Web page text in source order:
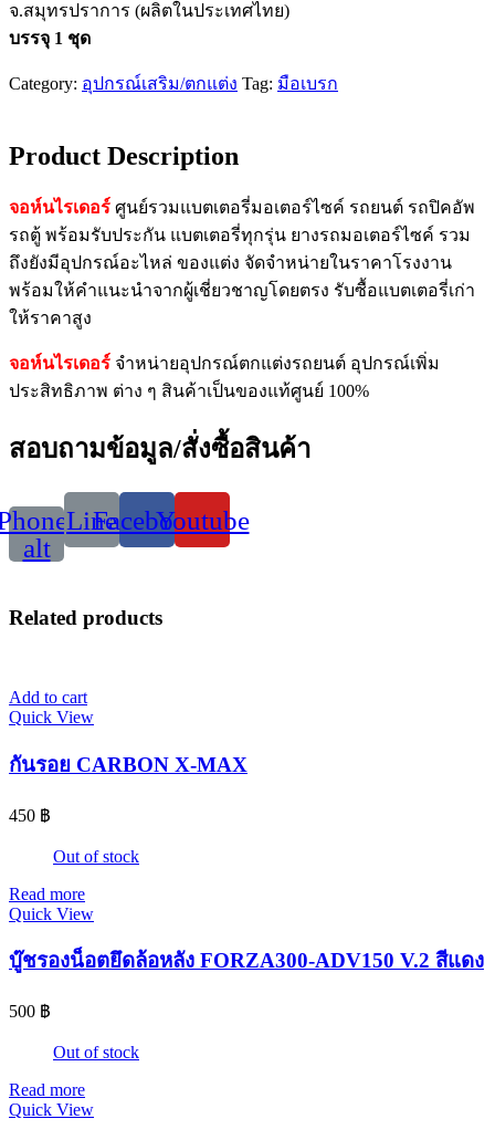
จ.สมุทรปราการ (ผลิตในประเทศไทย)
บรรจุ 1 ชุด
Category: อุปกรณ์เสริม/ตกแต่ง Tag: มือเบรก
Product Description
จอห์นไรเดอร์ ศูนย์รวมแบตเตอรี่มอเตอร์ไซค์ รถยนต์ รถปิคอัพ
รถตู้ พร้อมรับประกัน แบตเตอรี่ทุกรุ่น ยางรถมอเตอร์ไซค์ รวม
ถึงยังมีอุปกรณ์อะไหล่ ของแต่ง จัดจำหน่ายในราคาโรงงาน
พร้อมให้คำแนะนำจากผู้เชี่ยวชาญโดยตรง รับซื้อแบตเตอรี่เก่า
ให้ราคาสูง
จอห์นไรเดอร์ จำหน่ายอุปกรณ์ตกแต่งรถยนต์ อุปกรณ์เพิ่ม
ประสิทธิภาพ ต่าง ๆ สินค้าเป็นของแท้ศูนย์ 100%
สอบถามข้อมูล/สั่งซื้อสินค้า
alt
LineFacebookYoutube
Related products
Add to cart
Quick View
กันรอย CARBON X-MAX
450 ฿
Out of stock
Read more
Quick View
บู๊ชรองน็อตยึดล้อหลัง FORZA300-ADV150 V.2 สีแดง
500 ฿
Out of stock
Read more
Quick View